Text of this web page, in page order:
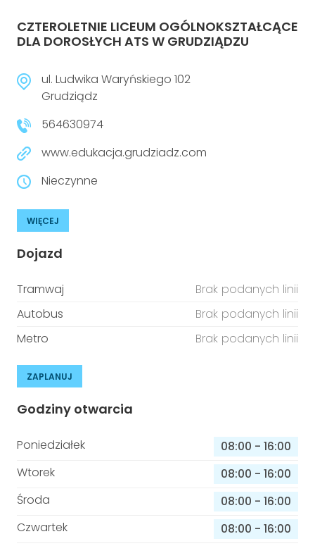
CZTEROLETNIE LICEUM OGÓLNOKSZTAŁCĄCE
DLA DOROSŁYCH ATS W GRUDZIĄDZU
ul. Ludwika Waryńskiego 102
Grudziądz
564630974
www.edukacja.grudziadz.com
Nieczynne
WIĘCEJ
Dojazd
Tramwaj
Brak podanych linii
Autobus
Brak podanych linii
Metro
Brak podanych linii
ZAPLANUJ
Godziny otwarcia
Poniedziałek 08:00 - 16:00
Wtorek
08:00 - 16:00
Środa
08:00 - 16:00
Czwartek
08:00 - 16:00